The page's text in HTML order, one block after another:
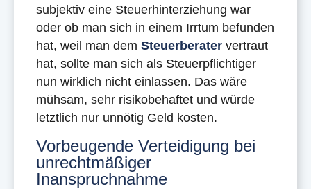
subjektiv eine Steuerhinterziehung war
oder ob man sich in einem Irrtum befunden
hat, weil man dem Steuerberater vertraut
hat, sollte man sich als Steuerpflichtiger
nun wirklich nicht einlassen. Das wäre
mühsam, sehr risikobehaftet und würde
letztlich nur unnötig Geld kosten.
Vorbeugende Verteidigung bei
unrechtmäßiger
Inanspruchnahme